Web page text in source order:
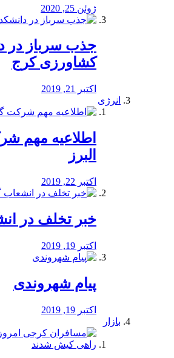
ژوئن 25, 2020
جذب سرباز در
کشاورزی کرج
اکتبر 21, 2019
انرژی
️اطلاعیه مهم
البرز
اکتبر 22, 2019
خبر تخلف در
اکتبر 19, 2019
پیام شهروندی
اکتبر 19, 2019
بازار